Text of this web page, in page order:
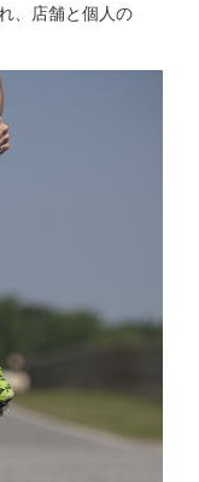
、店舗と個人の